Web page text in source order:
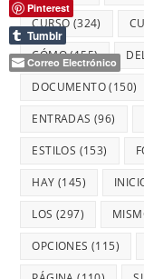
CURSO (324)
CÓMO(155)
DOCUMENTO(150)
ENTRADAS (96)
ESTILOS (153)
HAY (145)
LOS (297)
OPCIONES (115)
Pinterest
Tumblr
Correo Electrónico